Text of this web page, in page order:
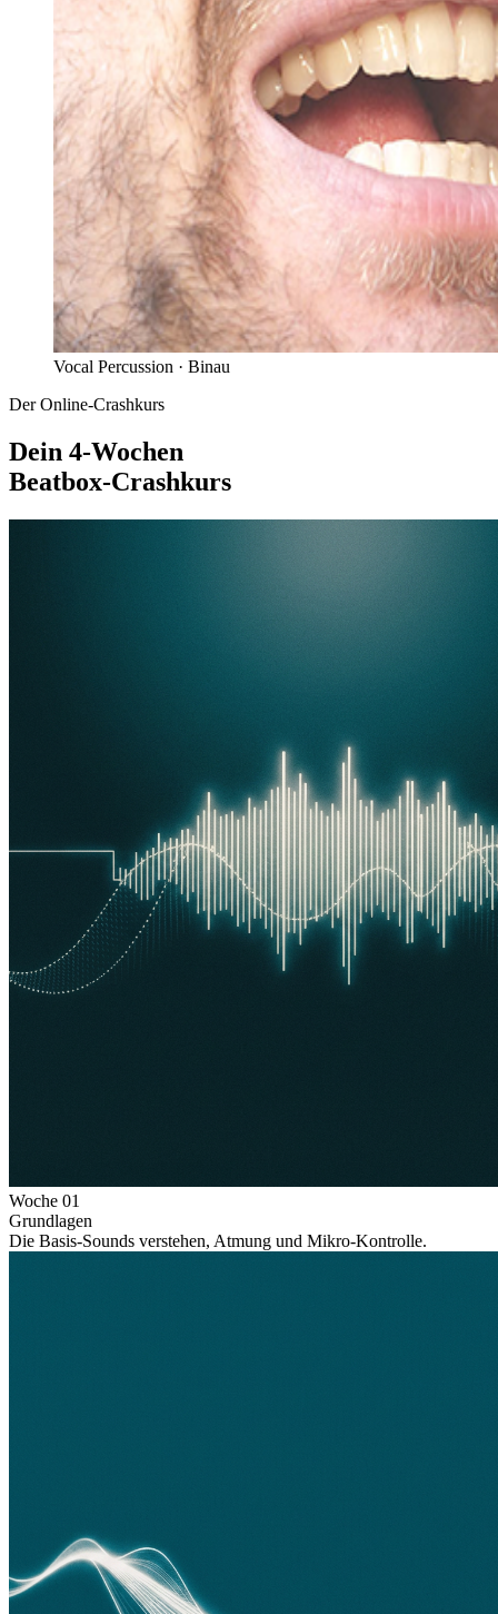
Vocal Percussion · Binau
Der Online-Crashkurs
Dein 4-Wochen
Beatbox-Crashkurs
Woche 01
Grundlagen
Die Basis-Sounds verstehen, Atmung und Mikro-Kontrolle.